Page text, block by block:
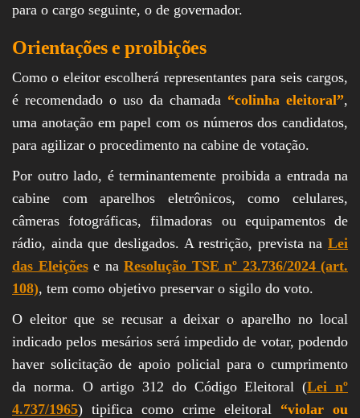
para o cargo seguinte, o de governador.
Orientações e proibições
Como o eleitor escolherá representantes para seis cargos,
é recomendado o uso da chamada “colinha eleitoral”,
uma anotação em papel com os números dos candidatos,
para agilizar o procedimento na cabine de votação.
Por outro lado, é terminantemente proibida a entrada na
cabine com aparelhos eletrônicos, como celulares,
câmeras fotográficas, filmadoras ou equipamentos de
rádio, ainda que desligados. A restrição, prevista na Lei
das Eleiçõese na Resolução TSE nº 23.736/2024 (art.
108), tem como objetivo preservar o sigilo do voto.
O eleitor que se recusar a deixar o aparelho no local
indicado pelos mesários será impedido de votar, podendo
haver solicitação de apoio policial para o cumprimento
da norma. O artigo 312 do Código Eleitoral (Lei nº
4.737/1965) tipifica como crime eleitoral “violar ou